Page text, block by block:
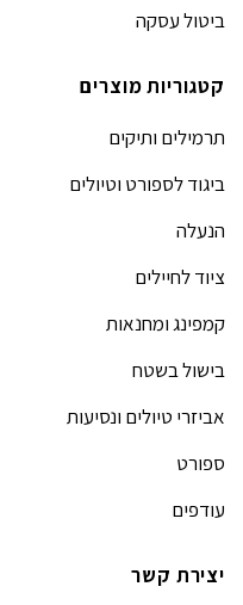
ביטול עסקה
קטגוריות מוצרים
תרמילים ותיקים
ביגוד לספורט וטיולים
הנעלה
ציוד לחיילים
קמפינג ומחנאות
בישול בשטח
אביזרי טיולים ונסיעות
ספורט
עודפים
יצירת קשר